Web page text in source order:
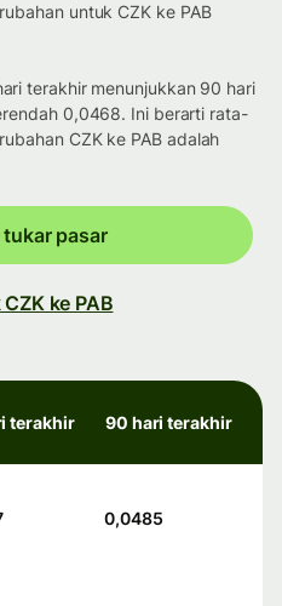
untuk CZK ke PAB
terakhir menunjukkan 90 hari
0,0468. Ini berarti rata-
CZK ke PAB adalah
tukar pasar
ke PAB
terakhir 90 hari terakhir
0,0485